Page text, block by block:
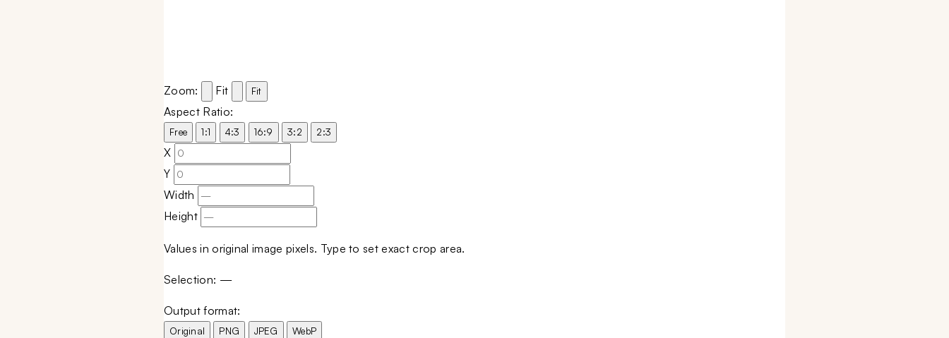
Zoom: Fit Fit
Aspect Ratio:
Free 1:1 4:3 16:9 3:2 2:3
X
Y
Width
Height
Values in original image pixels. Type to set exact crop area.
Selection: —
Output format:
Original PNG JPEG WebP